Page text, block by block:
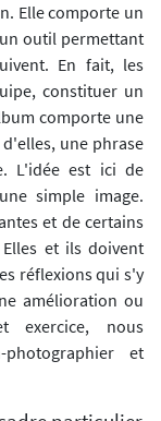
Elle comporte un
outil permettant
En fait, les
constituer un
comporte une
une phrase
L'idée est ici de
simple image.
et de certains
et ils doivent
réflexions qui s'y
amélioration ou
exercice, nous
et